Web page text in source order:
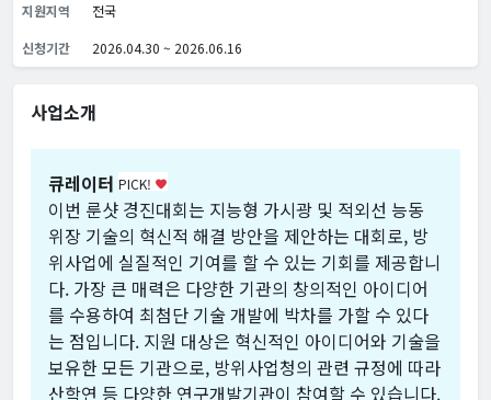
지원지역
전국
신청기간
2026.04.30 ~ 2026.06.16
사업소개
큐레이터 PICK! favorite
이번 룬샷 경진대회는 지능형 가시광 및 적외선 능동
위장 기술의 혁신적 해결 방안을 제안하는 대회로, 방
위사업에 실질적인 기여를 할 수 있는 기회를 제공합니
다. 가장 큰 매력은 다양한 기관의 창의적인 아이디어
를 수용하여 최첨단 기술 개발에 박차를 가할 수 있다
는 점입니다. 지원 대상은 혁신적인 아이디어와 기술을
보유한 모든 기관으로, 방위사업청의 관련 규정에 따라
산학연 등 다양한 연구개발기관이 참여할 수 있습니다.